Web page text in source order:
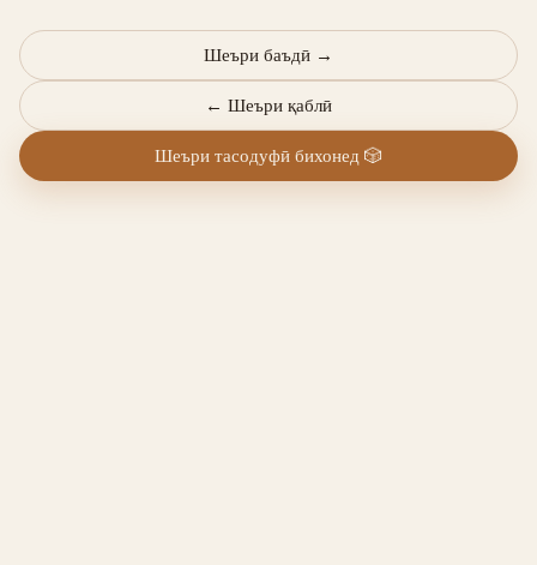
← Шеъри қаблӣ
Шеъри баъдӣ →
Шеъри тасодуфӣ бихонед 🎲